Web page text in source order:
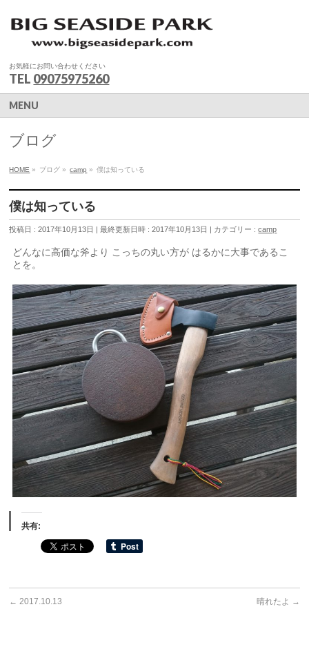
お気軽にお問い合わせください
TEL 09075975260
MENU
ブログ
HOME » ブログ » camp » 僕は知っている
僕は知っている
投稿日 : 2017年10月13日 最終更新日時 : 2017年10月13日 カテゴリー :camp
どんなに高価な斧より こっちの丸い方が はるかに大事であるこ
とを。
共有:
← 2017.10.13 晴れたよ →